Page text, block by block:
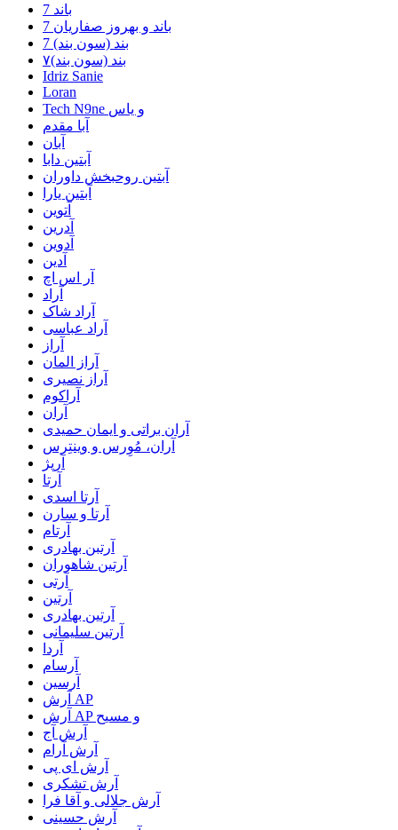
7 باند
7 باند و بهروز صفاریان
7 بند (سون بند)
۷بند (سون بند)
Idriz Sanie
Loran
Tech N9ne و یاس
آبا مقدم
آبان
آبتین دابا
آبتین روحبخش داوران
آبتین یارا
آتوین
آدرین
آدوین
آدین
آر اس اچ
آراد
آراد شاک
آراد عباسی
آراز
آراز المان
آراز نصیری
آراکوم
آران
آران براتی و ایمان حمیدی
آران، مُوِرس و وینتِرس
آرپژ
آرتا
آرتا اسدی
آرتا و سارن
آرتام
آرتبن بهادری
آرتين شاهوران
آرتی
آرتین
آرتین بهادری
آرتین سلیمانی
آردا
آرسام
آرسین
آرش AP
آرش AP و مسیح
آرش آج
آرش آرام
آرش ای پی
آرش تشکری
آرش جلالی و آقا فرا
آرش حسینی